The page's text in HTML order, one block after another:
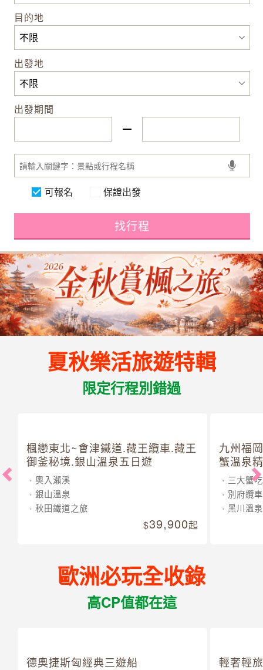
目的地
出發地
出發期間
可報名 保證出發
找行程
夏秋樂活旅遊特輯
限定行程別錯過
楓戀東北~會津鐵道.藏王纜車.藏王
御釜秘境.銀山溫泉五日遊
奧入瀨溪
銀山溫泉
秋田鐵道之旅
39,900起
九州福
蟹溫泉
三大蟹
別府纜車
黑川溫泉
歐洲必玩全收錄
高CP值都在這
德奧捷斯匈經典三遊船 輕奢輕